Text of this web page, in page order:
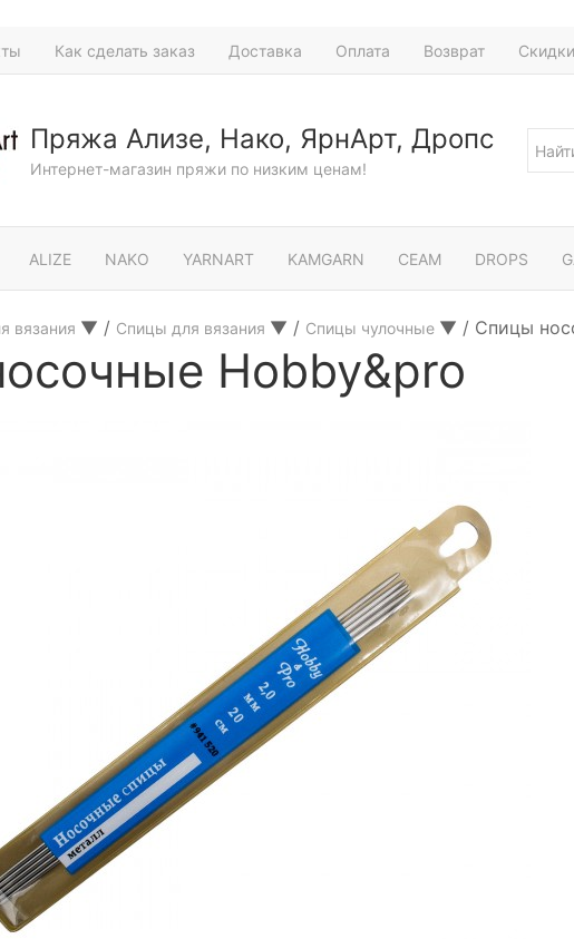
Как сделать заказ Доставка Оплата Возврат Скидки
Пряжа Ализе, Нако, ЯрнАрт, Дропс
Интернет-магазин пряжи по низким ценам!
ALIZE NAKO YARNART KAMGARN СЕАМ DROPS
вязания ▼ / Спицы для вязания ▼ / Спицы чулочные ▼ / Спицы
Hobby&pro